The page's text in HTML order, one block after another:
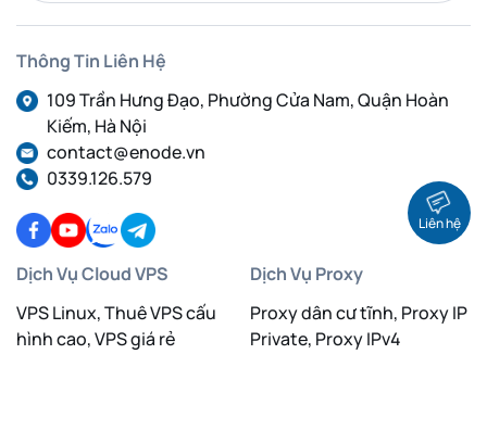
Thông Tin Liên Hệ
109 Trần Hưng Đạo, Phường Cửa Nam, Quận Hoàn
Kiếm, Hà Nội
contact@enode.vn
0339.126.579
Dịch Vụ Cloud VPS
VPS Linux, Thuê VPS cấu
hình cao, VPS giá rẻ
Dịch Vụ Proxy
Proxy dân cư tĩnh, Proxy IP
Private, Proxy IPv4
Liên hệ